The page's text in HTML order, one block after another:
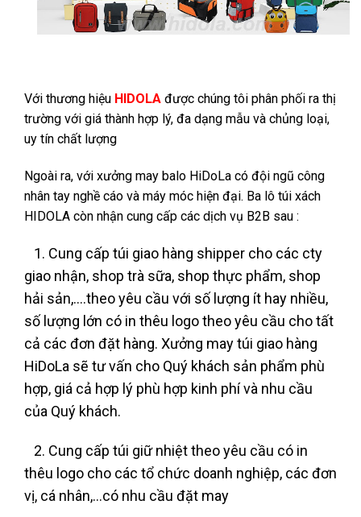
Với thương hiệu HIDOLA được chúng tôi phân phối ra thị
trường với giá thành hợp lý, đa dạng mẫu và chủng loại,
uy tín chất lượng
Ngoài ra, với xưởng may balo HiDoLa có đội ngũ công
nhân tay nghề cáo và máy móc hiện đại. Ba lô túi xách
HIDOLA còn nhận cung cấp các dịch vụ B2B sau :
1. Cung cấp túi giao hàng shipper cho các cty
giao nhận, shop trà sữa, shop thực phẩm, shop
hải sản,….theo yêu cầu với số lượng ít hay nhiều,
số lượng lớn có in thêu logo theo yêu cầu cho tất
cả các đơn đặt hàng. Xưởng may túi giao hàng
HiDoLa sẽ tư vấn cho Quý khách sản phẩm phù
hợp, giá cả hợp lý phù hợp kinh phí và nhu cầu
của Quý khách.
2. Cung cấp túi giữ nhiệt theo yêu cầu có in
thêu logo cho các tổ chức doanh nghiệp, các đơn
vị, cá nhân,…có nhu cầu đặt may